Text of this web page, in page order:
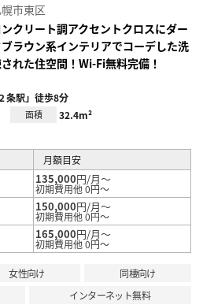
り登
録
市東区
ンクリート調アクセントクロスにダー
ラウン系インテリアでコーデした洗
れた住空間！Wi-Fi無料完備！
条駅」徒歩8分
面積 32.4m²
月額目安
135,000円/月～
初期費用他 0円～
150,000円/月～
初期費用他 0円～
165,000円/月～
初期費用他 0円～
女性向け
同棲向け
インターネット無料